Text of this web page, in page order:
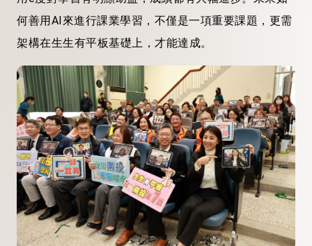
何善用AI來進行課業學習，不僅是一項重要課題，更需
架構在生生有平板基礎上，才能達成。